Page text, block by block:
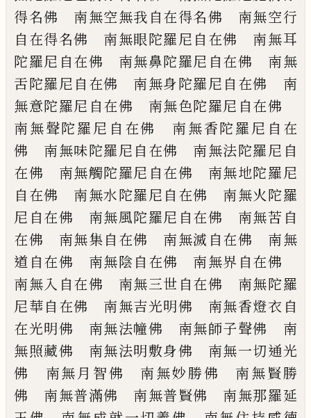
得名佛 南無空無我自在得名佛 南無空行
自在得名佛 南無眼陀羅尼自在佛 南無耳
陀羅尼自在佛 南無鼻陀羅尼自在佛 南無
舌陀羅尼自在佛 南無身陀羅尼自在佛 南
無意陀羅尼自在佛 南無色陀羅尼自在佛
南無聲陀羅尼自在佛 南無香陀羅尼自在
佛 南無味陀羅尼自在佛 南無法陀羅尼自
在佛 南無觸陀羅尼自在佛 南無地陀羅尼
自在佛 南無水陀羅尼自在佛
南無火陀羅
尼自在佛 南無風陀羅尼自在佛 南無苦自
在佛 南無集自在佛 南無滅自在佛 南無
道自在佛 南無陰自在佛
南無界自在佛
南無入自在佛 南無三世 自在佛 南無陀羅
尼華自在佛 南無吉光明佛 南無香燈衣自
在光明佛 南無法幢佛 南無師子聲佛 南
無照藏佛 南無法明敷身佛 南無一切通光
佛 南無月智佛
南無妙勝佛 南無賢勝
佛 南無普滿佛
南無普賢佛 南無那羅延